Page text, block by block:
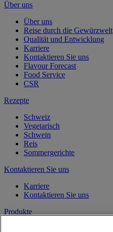
Über uns
Über uns
Reise durch die Gewürzwelt
Qualität und Entwicklung
Karriere
Kontaktieren Sie uns
Flavour Forecast
Food Service
CSR
Rezepte
Schweiz
Vegetarisch
Schwein
Reis
Sommergerichte
Kontaktieren Sie uns
Karriere
Kontaktieren Sie uns
Produkte